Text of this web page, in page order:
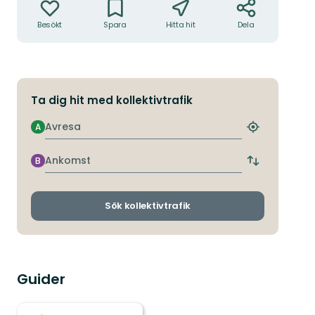
Besökt Spara Hitta hit Dela
Ta dig hit med kollektivtrafik
Avresa
A
Hitta
hållplats
Ankomst
B
Byt
och
Sök kollektivtrafik
Guider